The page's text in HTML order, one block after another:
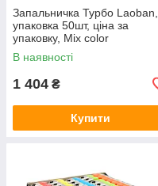
Запальничка Турбо Laoban,
упаковка 50шт, ціна за
упаковку, Mix color
В наявності
1 404 ₴
Купити